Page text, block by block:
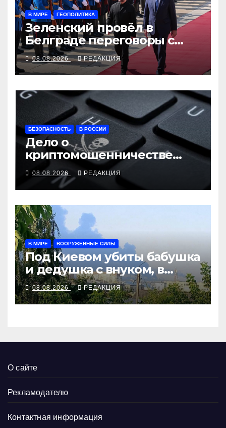
В МИРЕ ГЕОПОЛИТИКА
Зеленский провёл в
Белграде переговоры с
Вучичем
08.08.2026 РЕДАКЦИЯ
БЕЗОПАСНОСТЬ В РОССИИ
Дело о
криптомошенничестве
оборачивают в содействие
терроризму
08.08.2026 РЕДАКЦИЯ
В МИРЕ ВООРУЖЁННЫЕ СИЛЫ
Под Киевом убиты бабушка
и дедушка с внуком, в
Поволжье и на Кубани
вновь горят НПЗ
08.08.2026 РЕДАКЦИЯ
О сайте
Рекламодателю
Контактная информация